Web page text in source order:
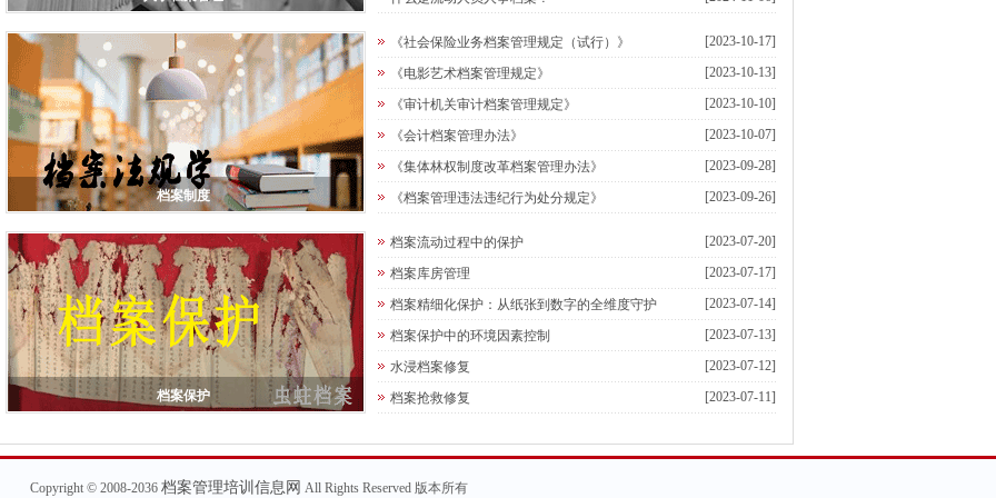
档案制度
《社会保险业务档案管理规定（试行）》 [2023-10-17]
《电影艺术档案管理规定》 [2023-10-13]
《审计机关审计档案管理规定》 [2023-10-10]
《会计档案管理办法》 [2023-10-07]
《集体林权制度改革档案管理办法》 [2023-09-28]
《档案管理违法违纪行为处分规定》 [2023-09-26]
档案保护
档案流动过程中的保护 [2023-07-20]
档案库房管理 [2023-07-17]
档案精细化保护：从纸张到数字的全维度守护 [2023-07-14]
档案保护中的环境因素控制 [2023-07-13]
水浸档案修复 [2023-07-12]
档案抢救修复 [2023-07-11]
Copyright © 2008-2036 档案管理培训信息网 All Rights Reserved 版本所有